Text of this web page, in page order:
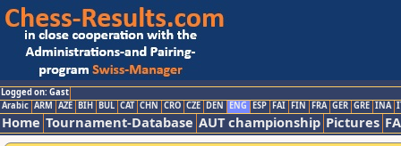
Logged on: Gast
Arabic ARM AZE BIH BUL CAT CHN CRO CZE DEN ENG ESP FAI FIN FRA GER GRE INA
Home Tournament-Database AUT championship Pictures